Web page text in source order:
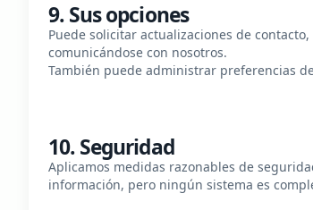
9. Sus opciones
Puede solicitar actualizaciones de
comunicándose con nosotros.
También puede administrar preferencias
10. Seguridad
Aplicamos medidas razonables de
información, pero ningún sistema es